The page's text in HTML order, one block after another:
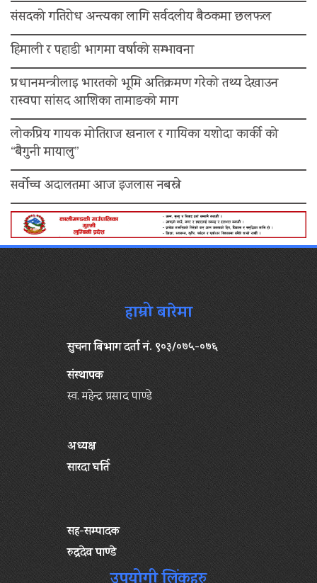
संसदको गतिरोध अन्त्यका लागि सर्वदलीय बैठकमा छलफल
हिमाली र पहाडी भागमा वर्षाको सम्भावना
प्रधानमन्त्रीलाइ भारतको भूमि अतिक्रमण गरेको तथ्य देखाउन
रास्वपा सांसद आशिका तामाङको माग
लोकप्रिय गायक मोतिराज खनाल र गायिका यशोदा कार्की को
“बैगुनी मायालु”
सर्वोच्च अदालतमा आज इजलास नबस्ने
हाम्रो बारेमा
सुचना बिभाग दर्ता नं. ९०३/०७५-०७६
संस्थापक
स्व. महेन्द्र प्रसाद पाण्डे
अध्यक्ष
सारदा घर्ति
सह-सम्पादक
रुद्रदेव पाण्डे